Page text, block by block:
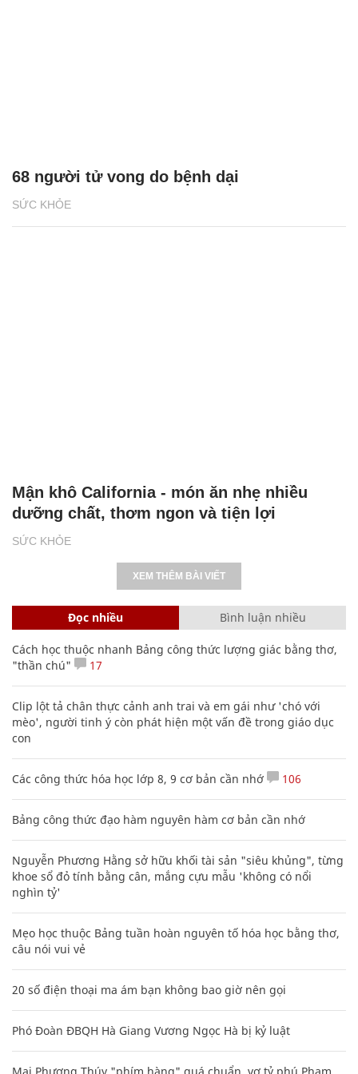
SỨC KHỎE
68 người tử vong do bệnh dại
SỨC KHỎE
Mận khô California - món ăn nhẹ nhiều
dưỡng chất, thơm ngon và tiện lợi
XEM THÊM BÀI VIẾT
Đọc nhiều Bình luận nhiều
Cách học thuộc nhanh Bảng công thức lượng giác bằng thơ,
"thần chú"
17
Clip lột tả chân thực cảnh anh trai và em gái như 'chó với
mèo', người tinh ý còn phát hiện một vấn đề trong giáo dục
con
Các công thức hóa học lớp 8, 9 cơ bản cần nhớ 106
Bảng công thức đạo hàm nguyên hàm cơ bản cần nhớ
Nguyễn Phương Hằng sở hữu khối tài sản "siêu khủng", từng
khoe sổ đỏ tính bằng cân, mắng cựu mẫu 'không có nổi
nghìn tỷ'
Mẹo học thuộc Bảng tuần hoàn nguyên tố hóa học bằng thơ,
câu nói vui vẻ
20 số điện thoại ma ám bạn không bao giờ nên gọi
Phó Đoàn ĐBQH Hà Giang Vương Ngọc Hà bị kỷ luật
Mai Phương Thúy "phím hàng" quá chuẩn, vợ tỷ phú Phạm